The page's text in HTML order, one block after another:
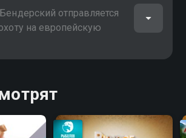
отправляется
на европейскую